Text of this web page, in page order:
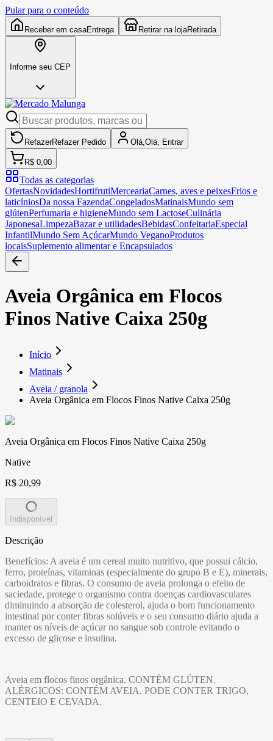
Pular para o conteúdo
Receber em casaEntrega Retirar na lojaRetirada
Informe seu CEP
RefazerRefazer Pedido Olá, Olá, Entrar
R$ 0,00
Todas as categorias
OfertasNovidadesHortifrutiMerceariaCarnes, aves e peixesFrios e
laticíniosDa nossa FazendaCongeladosMatinaisMundo sem
glútenPerfumaria e higieneMundo sem LactoseCulinária
JaponesaLimpezaBazar e utilidadesBebidasConfeitariaEspecial
InfantilMundo Sem AçúcarMundo VeganoProdutos
locaisSuplemento alimentar e Encapsulados
Aveia Orgânica em Flocos
Finos Native Caixa 250g
Início
Matinais
Aveia / granola
Aveia Orgânica em Flocos Finos Native Caixa 250g
Aveia Orgânica em Flocos Finos Native Caixa 250g
Native
R$ 20,99
Indisponível
Descrição
Benefícios: A aveia é um cereal muito nutritivo, que possui cálcio,
ferro, proteínas, vitaminas (especialmente do grupo B e E), minerais,
carboidratos e fibras. O consumo de aveia prolonga o efeito de
saciedade, protege o organismo contra doenças cardiovasculares
diminuindo a absorção de colesterol, ajuda o bom funcionamento
intestinal por conter fibras solúveis e o seu consumo diário ajuda a
manter os níveis de açúcar no sangue sob controle evitando o
excesso de glicose e insulina.
Aveia em flocos finos orgânica. CONTÉM GLÚTEN.
ALÉRGICOS: CONTÉM AVEIA. PODE CONTER TRIGO,
CENTEIO E CEVADA.